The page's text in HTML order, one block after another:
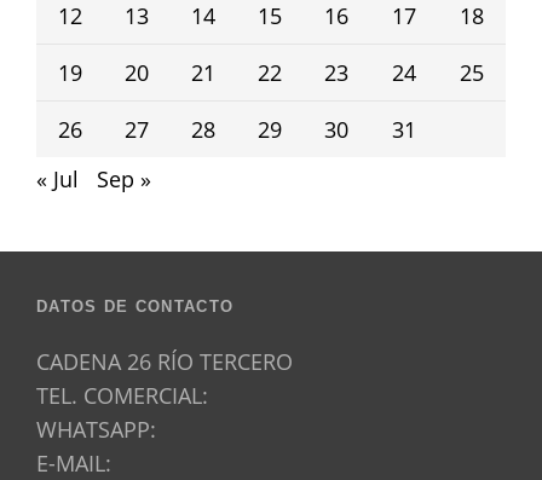
12
13 14 15 16 17
18
19
20 21 22 23 24
25
26
27 28 29 30
31
« Jul
Sep »
DATOS DE CONTACTO
CADENA 26 RÍO TERCERO
TEL. COMERCIAL:
WHATSAPP:
E-MAIL: